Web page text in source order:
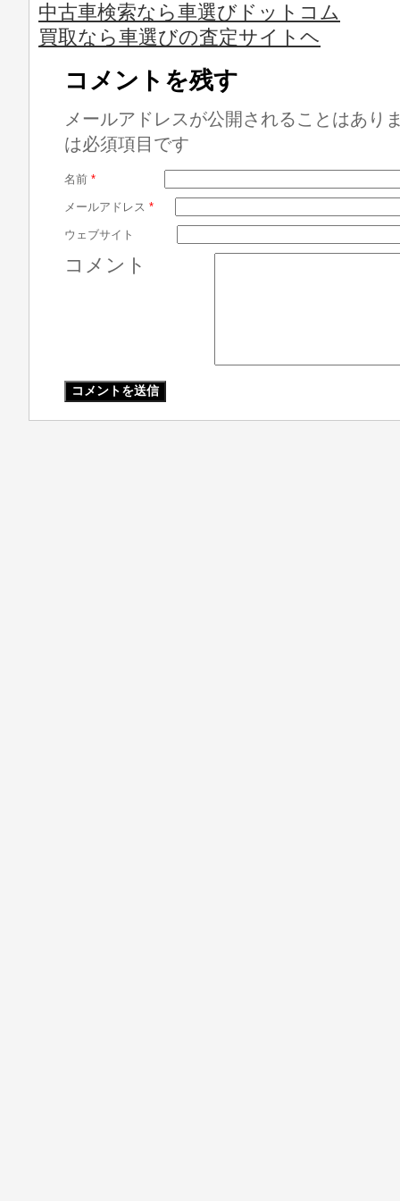
中古車検索なら車選びドットコム
買取なら車選びの査定サイトヘ
コメントを残す
メールアドレスが公開されることはあり
は必須項目です
名前 *
メールアドレス *
ウェブサイト
コメント